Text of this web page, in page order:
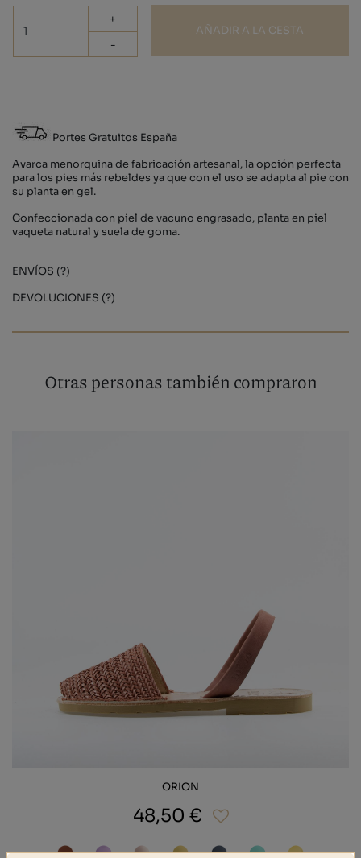
+
-
AÑADIR A LA CESTA
Portes Gratuitos España
Avarca menorquina de fabricación artesanal, la opción perfecta
para los pies más rebeldes ya que con el uso se adapta al pie con
su planta en gel.
Confeccionada con piel de vacuno engrasado, planta en piel
vaqueta natural y suela de goma.
ENVÍOS (?)
DEVOLUCIONES (?)
Otras personas también compraron
ORION
48,50 €